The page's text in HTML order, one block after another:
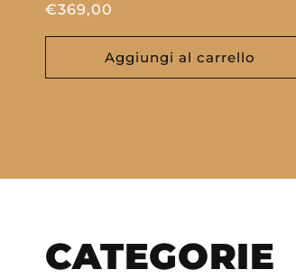
Prezzo
€369,00
Aggiungi al carrello
CATEGORIE